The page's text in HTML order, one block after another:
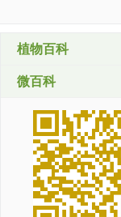
植物百科
微百科